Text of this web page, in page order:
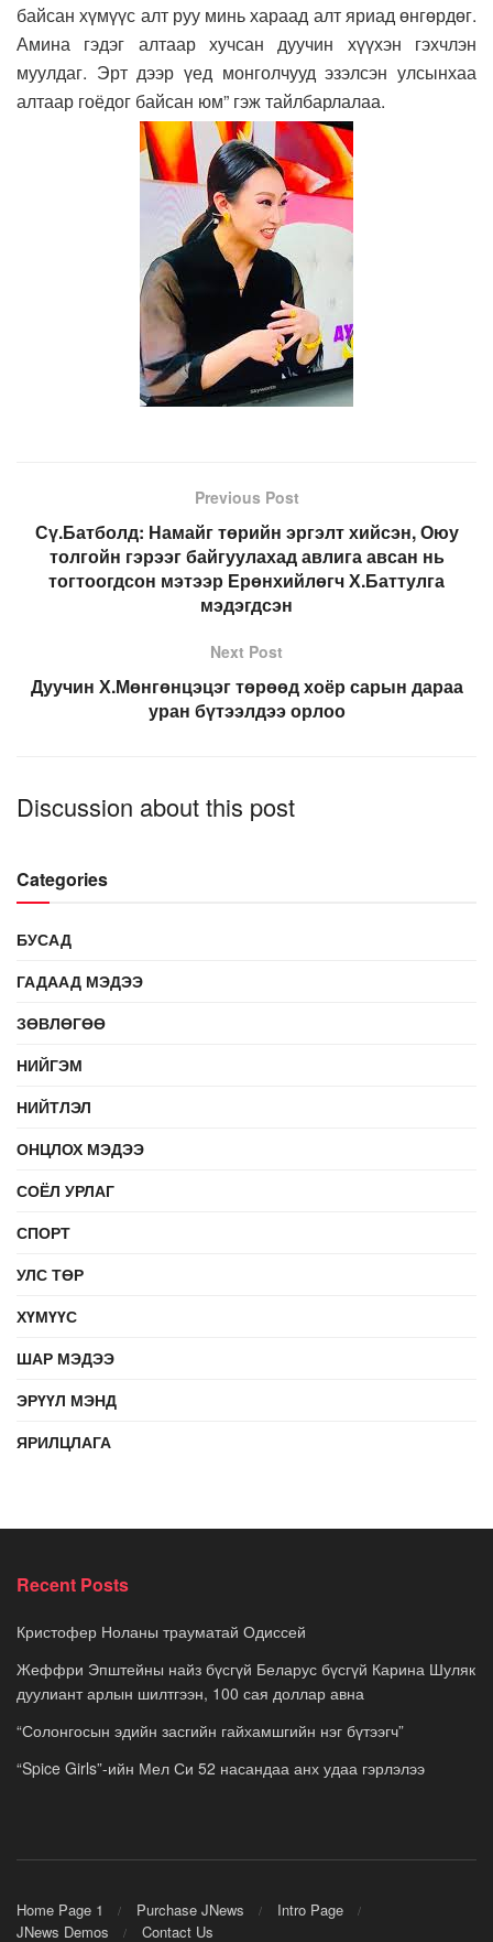
байсан хүмүүс алт руу минь хараад алт яриад өнгөрдөг.
Амина гэдэг алтаар хучсан дуучин хүүхэн гэхчлэн
муулдаг. Эрт дээр үед монголчууд эзэлсэн улсынхаа
алтаар гоёдог байсан юм” гэж тайлбарлалаа.
Previous Post
Сү.Батболд: Намайг төрийн эргэлт хийсэн, Оюу
толгойн гэрээг байгуулахад авлига авсан нь
тогтоогдсон мэтээр Ерөнхийлөгч Х.Баттулга
мэдэгдсэн
Next Post
Дуучин Х.Мөнгөнцэцэг төрөөд хоёр сарын дараа
уран бүтээлдээ орлоо
Discussion about this post
Categories
БУСАД
ГАДААД МЭДЭЭ
ЗӨВЛӨГӨӨ
НИЙГЭМ
НИЙТЛЭЛ
ОНЦЛОХ МЭДЭЭ
СОЁЛ УРЛАГ
СПОРТ
УЛС ТӨР
ХҮМҮҮС
ШАР МЭДЭЭ
ЭРҮҮЛ МЭНД
ЯРИЛЦЛАГА
Recent Posts
Кристофер Ноланы трауматай Одиссей
Жеффри Эпштейны найз бүсгүй Беларус бүсгүй Карина Шуляк
дуулиант арлын шилтгээн, 100 сая доллар авна
“Солонгосын эдийн засгийн гайхамшгийн нэг бүтээгч”
“Spice Girls”-ийн Мел Си 52 насандаа анх удаа гэрлэлээ
Home Page 1 Purchase JNews
Intro Page
JNews Demos
Contact Us